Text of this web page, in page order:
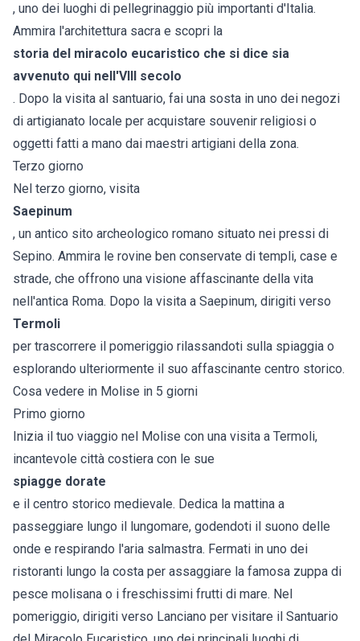
, uno dei luoghi di pellegrinaggio più importanti d'Italia.
Ammira l'architettura sacra e scopri la
storia del miracolo eucaristico che si dice sia
avvenuto qui nell'VIII secolo
. Dopo la visita al santuario, fai una sosta in uno dei negozi
di artigianato locale per acquistare souvenir religiosi o
oggetti fatti a mano dai maestri artigiani della zona.
Terzo giorno
Nel terzo giorno, visita
Saepinum
, un antico sito archeologico romano situato nei pressi di
Sepino. Ammira le rovine ben conservate di templi, case e
strade, che offrono una visione affascinante della vita
nell'antica Roma. Dopo la visita a Saepinum, dirigiti verso
Termoli
per trascorrere il pomeriggio rilassandoti sulla spiaggia o
esplorando ulteriormente il suo affascinante centro storico.
Cosa vedere in Molise in 5 giorni
Primo giorno
Inizia il tuo viaggio nel Molise con una visita a Termoli,
incantevole città costiera con le sue
spiagge dorate
e il centro storico medievale. Dedica la mattina a
passeggiare lungo il lungomare, godendoti il suono delle
onde e respirando l'aria salmastra. Fermati in uno dei
ristoranti lungo la costa per assaggiare la famosa zuppa di
pesce molisana o i freschissimi frutti di mare. Nel
pomeriggio, dirigiti verso Lanciano per visitare il Santuario